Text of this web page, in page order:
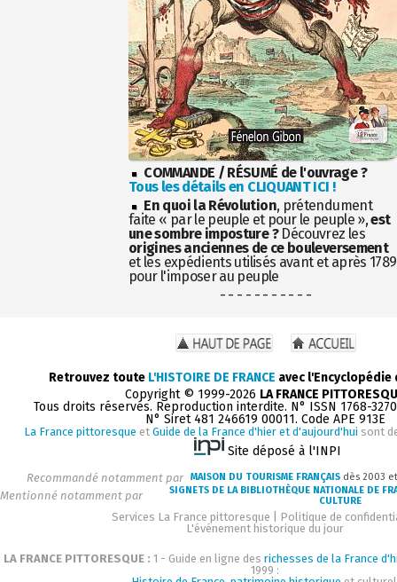
COMMANDE / RÉSUMÉ de l'ouvrage ?
Tous les détails en CLIQUANT ICI !
En quoi la Révolution, prétendument
faite « par le peuple et pour le peuple »,est
une sombre imposture ?Découvrez les
origines anciennes de ce bouleversement
et les expédients utilisés avant et après 1789
pour l'imposer au peuple
- - - - - - - - - - -
Retrouvez toute L'HISTOIRE DE FRANCE avec
Copyright © 1999-2026 LA FRANCE
Tous droits réservés. Reproduction interdite. N° ISSN 1768-
N° Siret 481 246619 00011. Code APE 913E
La France pittoresque et Guide de la France d'hier et d'aujourd'hui sont
Site déposé à l'INPI
Recommandé notamment par MAISON DU TOURISME FRANÇAIS dès 2003
Mentionné notamment par
SIGNETS DE LA BIBLIOTHÈQUE NATIONALE DE
CULTURE
Services La France pittoresque
Politique de
L'événement historique du jour
LA FRANCE PITTORESQUE : 1 - Guide en ligne des richesses de la France
1999 :